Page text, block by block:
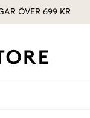
ÖVER 699 KR